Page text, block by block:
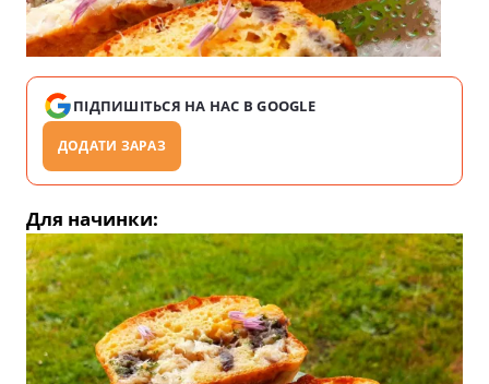
ПІДПИШІТЬСЯ НА НАС В GOOGLE
ДОДАТИ ЗАРАЗ
Для начинки: